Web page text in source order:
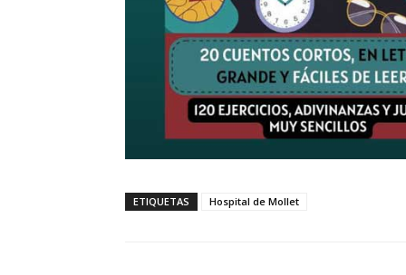
ETIQUETAS Hospital de Mollet